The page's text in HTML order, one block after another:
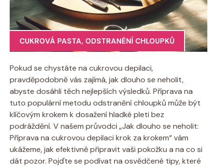
CUKROVÁ PASTA, ODSTRANĚNÍ CHLOUPKŮ
Pokud se ​chystáte na cukrovou depilaci,⁢
pravděpodobně vás zajímá, jak dlouho se neholit,
abyste dosáhli těch nejlepších výsledků. Příprava na
tuto populární metodu​ odstranění chloupků ⁢může být
klíčovým krokem k dosažení hladké pleti bez
podráždění. V našem průvodci „Jak dlouho se neholit:
Příprava na ⁢cukrovou depilaci krok za ‌krokem“ vám
ukážeme, jak efektivně ​připravit vaši pokožku a na co si
dát ⁢pozor. Pojďte se ​podívat na osvědčené tipy, ​které